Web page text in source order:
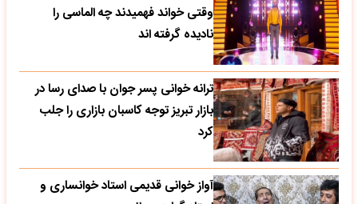
وقتی خواند فهمیدند چه الماسی را
نادیده گرفته اند
ترانه خوانی پسر جوان با صدای رسا در
بازار تبریز توجه کاسبان بازاری را جلب
کرد
آواز خوانی قدیمی استاد خوانساری و